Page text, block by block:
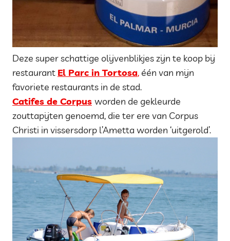
Deze super schattige olijvenblikjes zijn te koop bij
restaurant El Parc in Tortosa, één van mijn
favoriete restaurants in de stad.
Catifes de Corpus worden de gekleurde
zouttapijten genoemd, die ter ere van Corpus
Christi in vissersdorp l’Ametta worden ‘uitgerold’.